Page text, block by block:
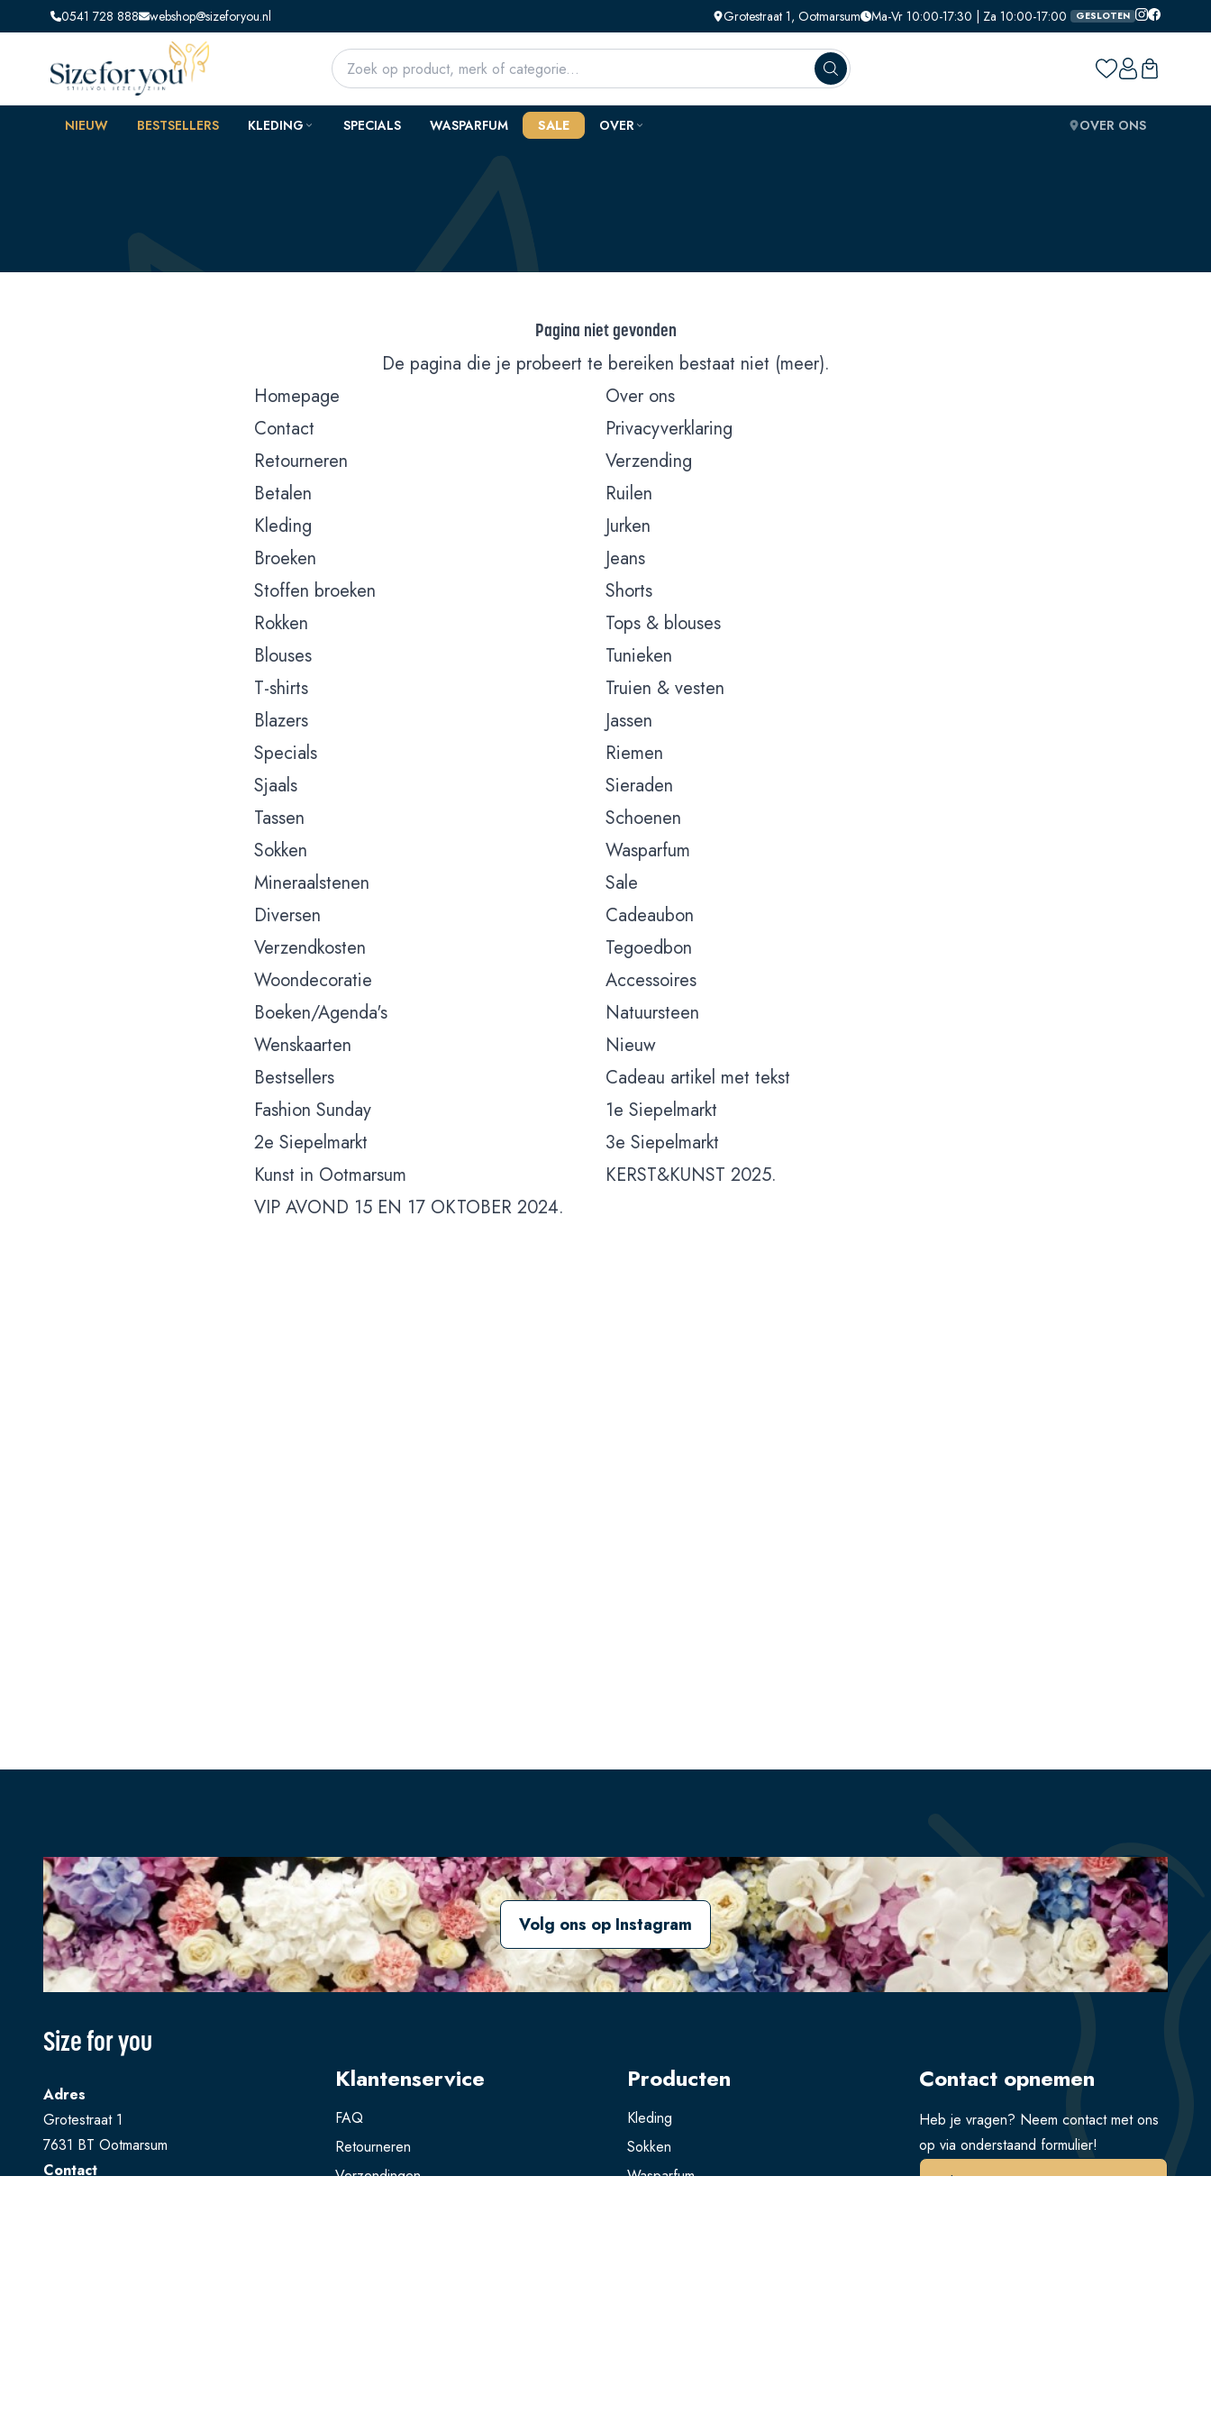
0541 728 888 webshop@sizeforyou.nl Grotestraat 1, Ootmarsum Ma-Vr 10:00-17:30 | Za 10:00-17:00 GESLOTEN
NIEUW BESTSELLERS KLEDING SPECIALS WASPARFUM SALE OVER OVER ONS
Pagina niet gevonden
De pagina die je probeert te bereiken bestaat niet (meer).
Homepage
Over ons
Contact
Privacyverklaring
Retourneren
Verzending
Betalen
Ruilen
Kleding
Jurken
Broeken
Jeans
Stoffen broeken
Shorts
Rokken
Tops & blouses
Blouses
Tunieken
T-shirts
Truien & vesten
Blazers
Jassen
Specials
Riemen
Sjaals
Sieraden
Tassen
Schoenen
Sokken
Wasparfum
Mineraalstenen
Sale
Diversen
Cadeaubon
Verzendkosten
Tegoedbon
Woondecoratie
Accessoires
Boeken/Agenda's
Natuursteen
Wenskaarten
Nieuw
Bestsellers
Cadeau artikel met tekst
Fashion Sunday
1e Siepelmarkt
2e Siepelmarkt
3e Siepelmarkt
Kunst in Ootmarsum
KERST&KUNST 2025.
VIP AVOND 15 EN 17 OKTOBER 2024.
Volg ons op Instagram
Size for you
Adres
Grotestraat 1
7631 BT Ootmarsum
Contact
Klantenservice
FAQ
Retourneren
Verzendingen
Producten
Kleding
Sokken
Wasparfum
Contact opnemen
Heb je vragen? Neem contact met ons
op via onderstaand formulier!